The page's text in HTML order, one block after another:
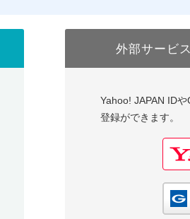
外部サービ
Yahoo! JAPAN ID
登録ができます。